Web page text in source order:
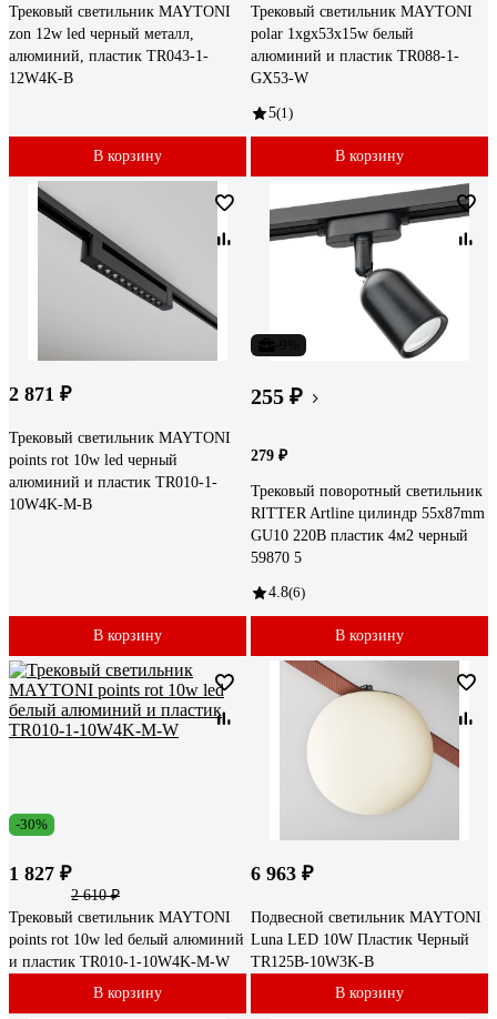
Трековый светильник MAYTONI
zon 12w led черный металл,
алюминий, пластик TR043-1-
12W4K-B
В корзину
Трековый светильник MAYTONI
polar 1xgx53x15w белый
алюминий и пластик TR088-1-
GX53-W
5(1)
В корзину
2 871 ₽
Трековый светильник MAYTONI
points rot 10w led черный
алюминий и пластик TR010-1-
10W4K-M-B
В корзину
255 ₽
279 ₽
Трековый поворотный светильник
RITTER Artline цилиндр 55x87mm
GU10 220В пластик 4м2 черный
59870 5
4.8(6)
В корзину
-30%
1 827 ₽
2 610 ₽
Трековый светильник MAYTONI
points rot 10w led белый алюминий
и пластик TR010-1-10W4K-M-W
В корзину
6 963 ₽
Подвесной светильник MAYTONI
Luna LED 10W Пластик Черный
TR125B-10W3K-B
В корзину